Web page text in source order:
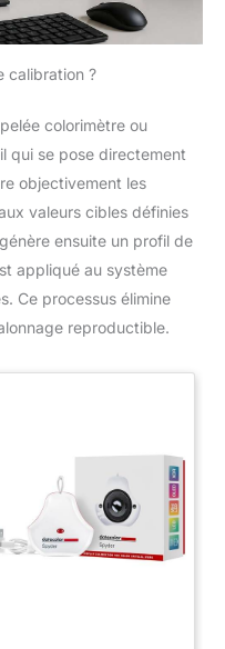
calibration ?
colorimètre ou
qui se pose directement
objectivement les
valeurs cibles définies
ensuite un profil de
appliqué au système
Ce processus élimine
reproductible.